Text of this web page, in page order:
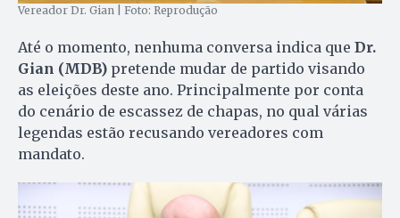
Vereador Dr. Gian | Foto: Reprodução
Até o momento, nenhuma conversa indica que Dr.
Gian (MDB) pretende mudar de partido visando
as eleições deste ano. Principalmente por conta
do cenário de escassez de chapas, no qual várias
legendas estão recusando vereadores com
mandato.